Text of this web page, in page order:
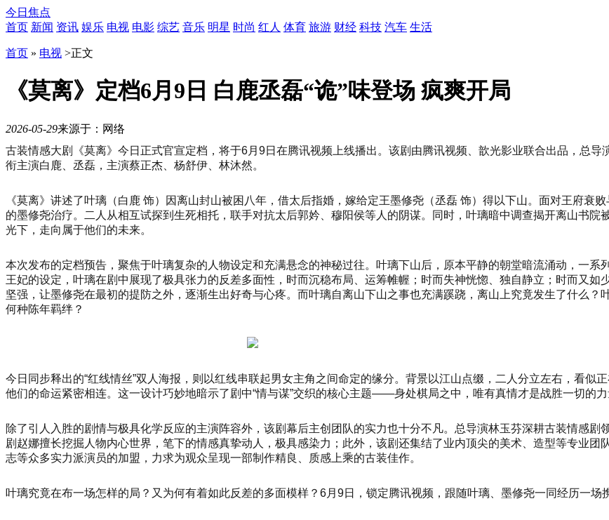
今日焦点
首页 新闻 资讯 娱乐 电视 电影 综艺 音乐 明星 时尚 红人 体育 旅游 财经 科技 汽车 生活
首页 » 电视 >正文
《莫离》定档6月9日 白鹿丞磊“诡”味登场 疯爽开局
2026-05-29来源于：网络
10
月
21
19
时
30
分，
起
东
方
时
暨
汉
帛
第
31
届
国
国
古装情感大剧《莫离》今日正式官宣定档，将于6月9日在腾讯视频上线播出。该剧由腾讯视频、歆光影业联合出品，总
衔主演白鹿、丞磊，主演蔡正杰、杨舒伊、林沐然。
《莫离》讲述了叶璃（白鹿 饰）因离山封山被困八年，借太后指婚，嫁给定王墨修尧（丞磊 饰）得以下山。面对王府衰
的墨修尧治疗。二人从相互试探到生死相托，联手对抗太后郭妗、穆阳侯等人的阴谋。同时，叶璃暗中调查揭开离山书
光下，走向属于他们的未来。
本次发布的定档预告，聚焦于叶璃复杂的人物设定和充满悬念的神秘过往。叶璃下山后，原本平静的朝堂暗流涌动，一
王妃的设定，叶璃在剧中展现了极具张力的反差多面性，时而沉稳布局、运筹帷幄；时而失神恍惚、独自静立；时而又
坚强，让墨修尧在最初的提防之外，逐渐生出好奇与心疼。而叶璃自离山下山之事也充满蹊跷，离山上究竟发生了什么
何种陈年羁绊？
今日同步释出的“红线情丝”双人海报，则以红线串联起男女主角之间命定的缘分。背景以江山点缀，二人分立左右，看似
他们的命运紧密相连。这一设计巧妙地暗示了剧中“情与谋”交织的核心主题——身处棋局之中，唯有真情才是战胜一切的力
除了引人入胜的剧情与极具化学反应的主演阵容外，该剧幕后主创团队的实力也十分不凡。总导演林玉芬深耕古装情感
剧赵娜擅长挖掘人物内心世界，笔下的情感真挚动人，极具感染力；此外，该剧还集结了业内顶尖的美术、造型等专业
志等众多实力派演员的加盟，力求为观众呈现一部制作精良、质感上乘的古装佳作。
叶璃究竟在布一场怎样的局？又为何有着如此反差的多面模样？6月9日，锁定腾讯视频，跟随叶璃、墨修尧一同经历一场